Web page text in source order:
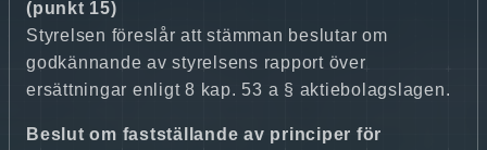
(punkt 15)
Styrelsen föreslår att stämman beslutar om
godkännande av styrelsens rapport över
ersättningar enligt 8 kap. 53 a § aktiebolagslagen.
Beslut om fastställande av principer för